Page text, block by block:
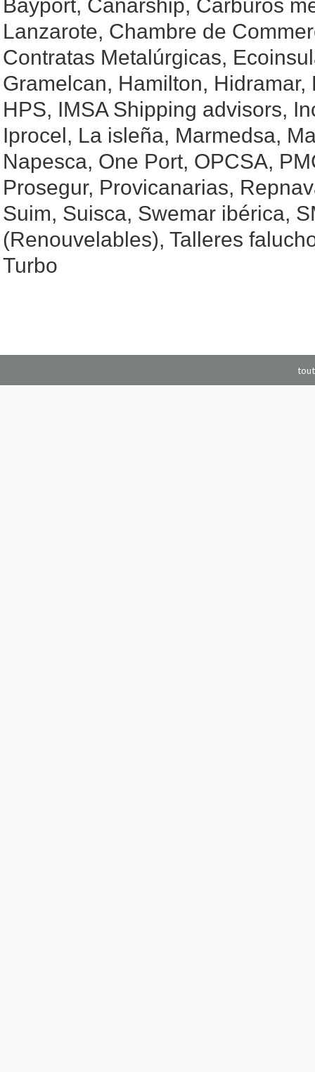
Bayport, Canarship, Carburos
Lanzarote, Chambre de
Contratas Metalúrgicas,
Gramelcan, Hamilton,
HPS, IMSA Shipping advisors,
Iprocel, La isleña, Marmedsa,
Napesca, One Port, OPCSA,
Prosegur, Provicanarias,
Suim, Suisca, Swemar ibérica,
(Renouvelables), Talleres
Turbo